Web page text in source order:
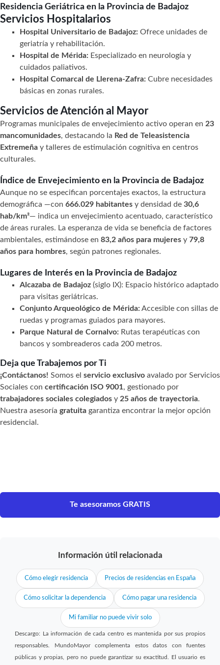
Residencia Geriátrica en la Provincia de Badajoz
Servicios Hospitalarios
Hospital Universitario de Badajoz: Ofrece unidades de
geriatría y rehabilitación.
Hospital de Mérida: Especializado en neurología y
cuidados paliativos.
Hospital Comarcal de Llerena-Zafra: Cubre necesidades
básicas en zonas rurales.
Servicios de Atención al Mayor
Programas municipales de envejecimiento activo operan en 23
mancomunidades, destacando la Red de Teleasistencia
Extremeña y talleres de estimulación cognitiva en centros
culturales.
Índice de Envejecimiento en la Provincia de Badajoz
Aunque no se especifican porcentajes exactos, la estructura
demográfica —con 666.029 habitantes y densidad de 30,6
hab/km²— indica un envejecimiento acentuado, característico
de áreas rurales. La esperanza de vida se beneficia de factores
ambientales, estimándose en 83,2 años para mujeres y 79,8
años para hombres, según patrones regionales.
Lugares de Interés en la Provincia de Badajoz
Alcazaba de Badajoz (siglo IX): Espacio histórico adaptado
para visitas geriátricas.
Conjunto Arqueológico de Mérida:Accesible con sillas de
ruedas y programas guiados para mayores.
Parque Natural de Cornalvo: Rutas terapéuticas con
bancos y sombreaderos cada 200 metros.
Deja que Trabajemos por Ti
¡Contáctanos! Somos el servicio exclusivo avalado por Servicios
Sociales con certificación ISO 9001, gestionado por
trabajadores sociales colegiados y 25 años de trayectoria.
Nuestra asesoría gratuita garantiza encontrar la mejor opción
residencial.
Te asesoramos GRATIS
Información útil relacionada
Cómo elegir residencia Precios de residencias en España
Cómo solicitar la dependencia Cómo pagar una residencia
Mi familiar no puede vivir solo
Descargo: La información de cada centro es mantenida por sus propios
responsables. MundoMayor complementa estos datos con fuentes
públicas y propias, pero no puede garantizar su exactitud. El usuario es